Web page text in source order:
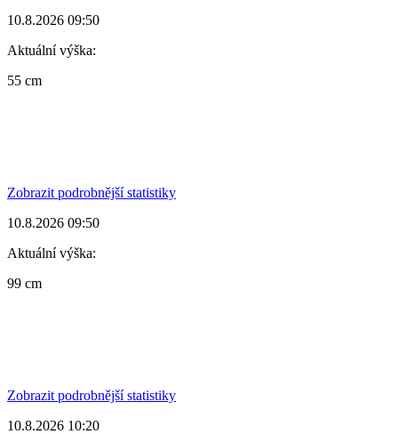
10.8.2026 09:50
Aktuální výška:
55 cm
Zobrazit podrobnější statistiky
10.8.2026 09:50
Aktuální výška:
99 cm
Zobrazit podrobnější statistiky
10.8.2026 10:20